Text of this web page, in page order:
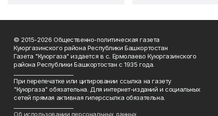
© 2015-2026 Общественно-политическая газета
Куюргазинского района Республики Башкортостан
Газета "Куюргаза" издается в с. Ермолаево Куюргазинского
района Республики Башкортостан с 1935 года.
При перепечатке или цитировании ссылка на газету
"Куюргаза" обязательна. Для интернет-изданий и социальных
сетей прямая активная гиперссылка обязательна.
Об использовании персональных данных